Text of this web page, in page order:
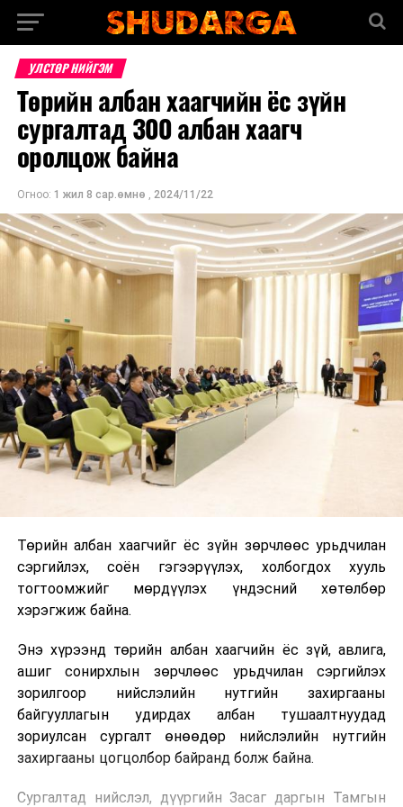
УЛСТӨР НИЙГЭМ
Төрийн албан хаагчийн ёс зүйн
сургалтад 300 албан хаагч
оролцож байна
Огноо: 1 жил 8 сар.өмнө , 2024/11/22
Төрийн албан хаагчийг ёс зүйн зөрчлөөс урьдчилан
сэргийлэх, соён гэгээрүүлэх, холбогдох хууль
тогтоомжийг мөрдүүлэх үндэсний хөтөлбөр
хэрэгжиж байна.
Энэ хүрээнд төрийн албан хаагчийн ёс зүй, авлига,
ашиг сонирхлын зөрчлөөс урьдчилан сэргийлэх
зорилгоор нийслэлийн нутгийн захиргааны
байгууллагын удирдах албан тушаалтнуудад
зориулсан сургалт өнөөдөр нийслэлийн нутгийн
захиргааны цогцолбор байранд болж байна.
Сургалтад нийслэл, дүүргийн Засаг даргын Тамгын